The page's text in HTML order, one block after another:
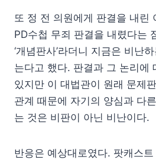
또 정 전 의원에게 판결을 내린
PD수첩 무죄 판결을 내렸다는
‘개념판사’라더니 지금은 비난
는다고 했다. 판결과 그 논리에
있지만 이 대법관이 원래 문제
관계 때문에 자기의 양심과 다
는 것은 비판이 아닌 비난이다.
반응은 예상대로였다. 팟캐스